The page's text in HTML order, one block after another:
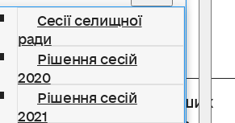
Сесії селищної
ради
Рішення сесій
2020
Рішення сесій
2021
аеропорту
Новини
років від найзапекліших